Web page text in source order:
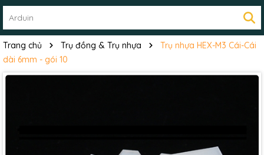
Trang chủ Trụ đồng & Trụ nhựa
Trụ nhựa HEX-M3 Cái-Cái
dài 6mm - gói 10